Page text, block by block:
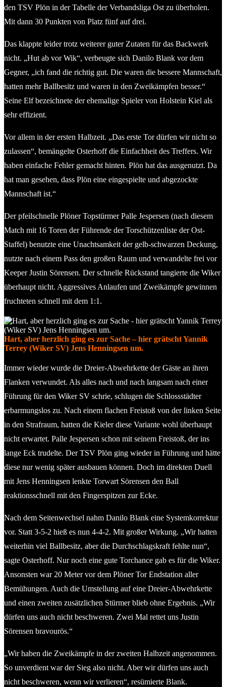
den TSV Plön in der Tabelle der Verbandsliga Ost zu überholen.
Mit dann 30 Punkten von Platz fünf auf drei.
Das klappte leider trotz weiterer guter Zutaten für das Backwerk
nicht. „Hut ab vor Wik“, verbeugte sich Danilo Blank vor dem
Gegner, „ich fand die richtig gut. Die waren die bessere Mannschaft,
hatten mehr Ballbesitz und waren in den Zweikämpfen besser.“
Seine Elf bezeichnete der ehemalige Spieler von Holstein Kiel als
sehr effizient.
Vor allem in der ersten Halbzeit. „Das erste Tor dürfen wir nicht so
zulassen“, bemängelte Osterhoff die Einfachheit des Treffers. Wir
haben einfache Fehler gemacht hinten. Plön hat das ausgenutzt. Da
hat man gesehen, dass Plön eine eingespielte und abgezockte
Mannschaft ist.“
Der pfeilschnelle Plöner Topstürmer Palle Jespersen (nach diesem
Match mit 16 Toren der Führende der Torschützenliste der Ost-
Staffel) benutzte eine Unachtsamkeit der gelb-schwarzen Deckung,
nutzte nach einem Pass den großen Raum und verwandelte frei vor
Keeper Justin Sörensen. Der schnelle Rückstand tangierte die Wiker
überhaupt nicht. Aggressives Anlaufen und Zweikämpfe gewinnen
fruchteten schnell mit dem 1:1.
Hart, aber herzlich ging es zur Sache – hier grätscht Yannik
Terrey (Wiker SV) Jens Henningsen um.
Immer wieder wurde die Dreier-Abwehrkette der Gäste an ihren
Flanken verwundet. Als alles nach und nach langsam nach einer
Führung für den Wiker SV schrie, schlugen die Schlossstädter
erbarmungslos zu. Nach einem flachen Freistoß von der linken Seite
in den Strafraum, hatten die Kieler diese Variante wohl überhaupt
nicht erwartet. Palle Jespersen schon mit seinem Freistoß, der ins
lange Eck trudelte. Der TSV Plön ging wieder in Führung und hätte
diese nur wenig später ausbauen können. Doch im direkten Duell
mit Jens Henningsen lenkte Torwart Sörensen den Ball
reaktionsschnell mit den Fingerspitzen zur Ecke.
Nach dem Seitenwechsel nahm Danilo Blank eine Systemkorrektur
vor. Statt 3-5-2 hieß es nun 4-4-2. Mit großer Wirkung. „Wir hatten
weiterhin viel Ballbesitz, aber die Durchschlagskraft fehlte nun“,
sagte Osterhoff. Nur noch eine gute Torchance gab es für die Wiker.
Ansonsten war 20 Meter vor dem Plöner Tor Endstation aller
Bemühungen. Auch die Umstellung auf eine Dreier-Abwehrkette
und einen zweiten zusätzlichen Stürmer blieb ohne Ergebnis. „Wir
dürfen uns auch nicht beschweren. Zwei Mal rettet uns Justin
Sörensen bravourös.“
„Wir haben die Zweikämpfe in der zweiten Halbzeit angenommen.
So unverdient war der Sieg also nicht. Aber wir dürfen uns auch
nicht beschweren, wenn wir verlieren“, resümierte Blank.